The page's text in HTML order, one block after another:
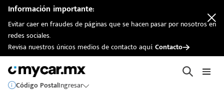
Información importante:
Evitar caer en fraudes de páginas que se hacen pasar por nosotros en
redes sociales.
Revisa nuestros únicos medios de contacto aquí:Contacto
Código PostalIngresar